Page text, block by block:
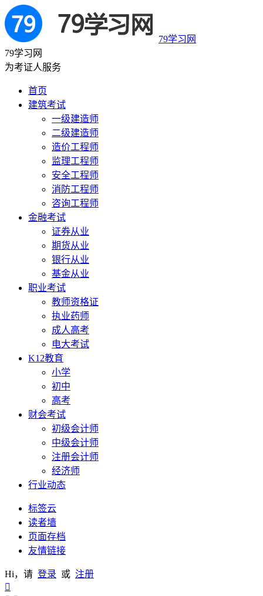
79学习网
79学习网
为考证人服务
首页
建筑考试
一级建造师
二级建造师
造价工程师
监理工程师
安全工程师
消防工程师
咨询工程师
金融考试
证券从业
期货从业
银行从业
基金从业
职业考试
教师资格证
执业药师
成人高考
电大考试
K12教育
小学
初中
高考
财会考试
初级会计师
中级会计师
注册会计师
经济师
行业动态
标签云
读者墙
页面存档
友情链接
Hi，请 登录 或 注册
